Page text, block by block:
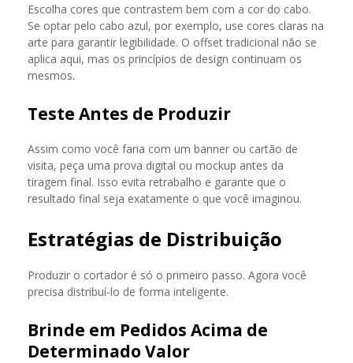
Escolha cores que contrastem bem com a cor do cabo.
Se optar pelo cabo azul, por exemplo, use cores claras na
arte para garantir legibilidade. O offset tradicional não se
aplica aqui, mas os princípios de design continuam os
mesmos.
Teste Antes de Produzir
Assim como você faria com um banner ou cartão de
visita, peça uma prova digital ou mockup antes da
tiragem final. Isso evita retrabalho e garante que o
resultado final seja exatamente o que você imaginou.
Estratégias de Distribuição
Produzir o cortador é só o primeiro passo. Agora você
precisa distribuí-lo de forma inteligente.
Brinde em Pedidos Acima de
Determinado Valor